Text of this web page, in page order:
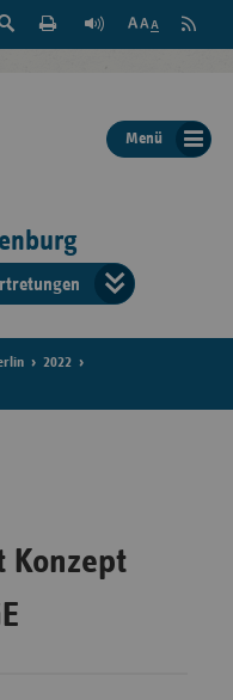
Suche
der
Seite
Feed
Menü
der
2022
Konzept